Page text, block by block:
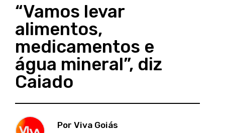
“Vamos levar
alimentos,
medicamentos e
água mineral”, diz
Caiado
Por Viva Goiás